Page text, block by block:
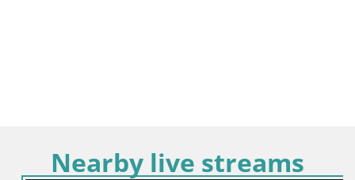
Nearby live streams